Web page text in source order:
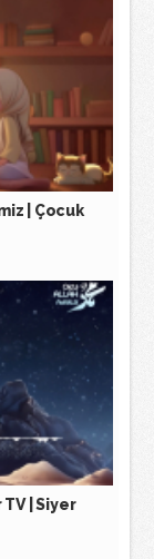
| Çocuk
TV | Siyer